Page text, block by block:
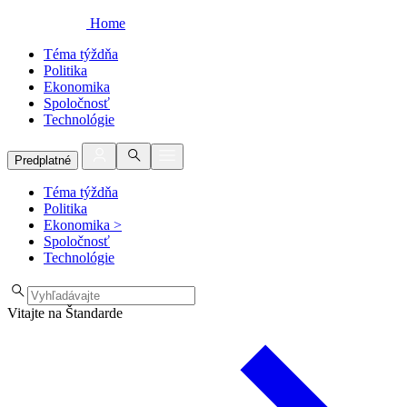
Home
Téma týždňa
Politika
Ekonomika
Spoločnosť
Technológie
Predplatné
Téma týždňa
Politika
Ekonomika >
Spoločnosť
Technológie
Vitajte na Štandarde